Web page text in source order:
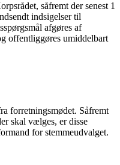
såfremt der senest 1
indsigelser til
afgøres af
offentliggøres umiddelbart
forretningsmødet. Såfremt
skal vælges, er disse
for stemmeudvalget.